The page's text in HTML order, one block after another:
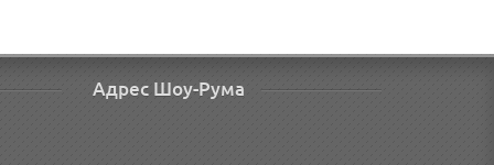
Адрес Шоу-Рума